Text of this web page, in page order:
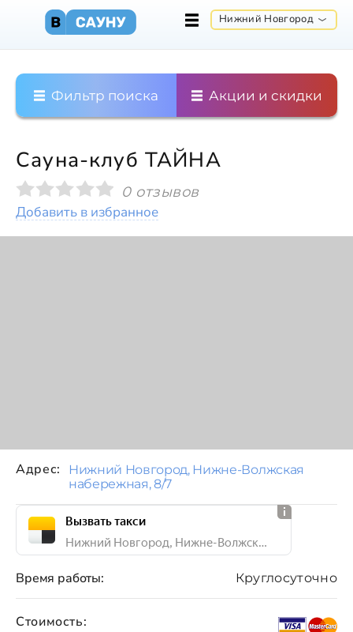
Нижний Новгород
Фильтр поиска Акции и скидки
Сауна-клуб ТАЙНА
0 отзывов
Добавить в избранное
Стоимость:
Время работы: Круглосуточно
Адрес:
Нижний Новгород, Нижне-Волжская
набережная, 8/7
Вызвать такси
Нижний Новгород, Нижне-Волжская набережная, 8/7